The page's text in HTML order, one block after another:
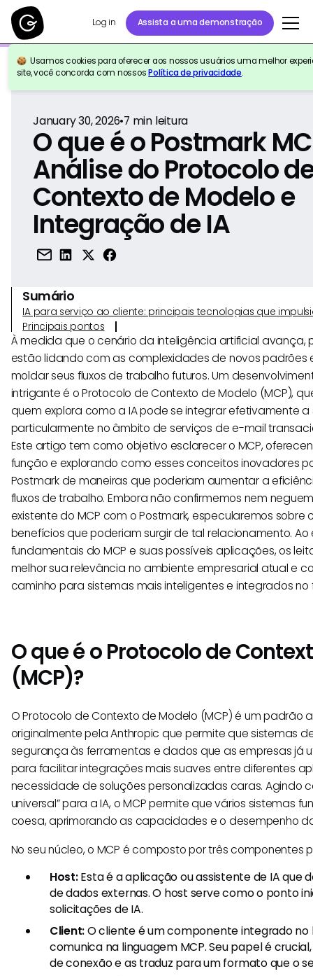
Log in Assista a uma demonstração
Usamos cookies para oferecer aos nossos usuários uma melhor
site, você concorda com nossosPolítica de privacidade.
Voltar para a referência
January 30, 2026•7 min leitura
O que é o Postmark
Análise do Protocolo
Contexto de Modelo e
Integração de IA
Sumário
IA para serviço ao cliente: principais tecnologias que
Principais pontos
À medida que o cenário da inteligência artificial avança,
estão lidando com as complexidades de novos padrões
moldar seus fluxos de trabalho futuros. Um
intrigante é o Protocolo de Contexto de Modelo (MCP),
quem explora como a IA pode se integrar efetivamente a
particularmente no âmbito de serviços de e-mail
Este artigo tem como objetivo esclarecer o MCP,
função e explorando como esses conceitos inovadores
Postmark de maneiras que poderiam aumentar a
fluxos de trabalho. Embora não confirmemos nem
existente do MCP com o Postmark, especularemos sobre
benefícios que poderiam surgir de tal relacionamento. Ao
fundamentais do MCP e suas possíveis aplicações, os
melhor sua relevância no ambiente empresarial atual e
caminho para sistemas mais inteligentes e integrados no
O que é o Protocolo de
(MCP)?
O Protocolo de Contexto de Modelo (MCP) é um padrão
originalmente pela Anthropic que permite que sistemas
segurança às ferramentas e dados que as empresas já
para facilitar integrações mais suaves entre diferentes
necessidade de soluções personalizadas caras. Agindo
universal” para a IA, o MCP permite que vários sistemas
coesa, aprimorando as capacidades e o desempenho
No seu núcleo, o MCP é composto por três componentes
Host:Esta é a aplicação ou assistente de IA que
de dados externas. O host serve como o ponto
solicitações de IA.
Client:O cliente é um componente integrado no
comunica na linguagem MCP. Seu papel é
de conexão e as traduz para um formato que o